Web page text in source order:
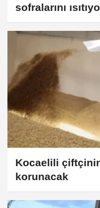
sofralarını
Kocaelili
korunacak